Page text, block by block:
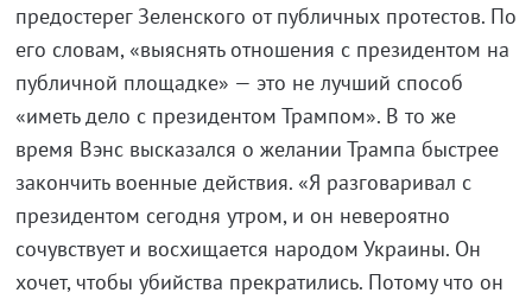
предостерег Зеленского от публичных протестов. По
его словам, «выяснять отношения с президентом на
публичной площадке» — это не лучший способ
«иметь дело с президентом Трампом». В то же
время Вэнс высказался о желании Трампа быстрее
закончить военные действия. «Я разговаривал с
президентом сегодня утром, и он невероятно
сочувствует и восхищается народом Украины. Он
хочет, чтобы убийства прекратились. Потому что он